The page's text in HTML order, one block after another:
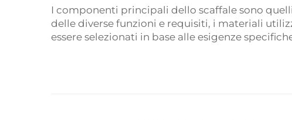
I componenti principali dello scaffale sono
delle diverse funzioni e requisiti, i materiali
essere selezionati in base alle esigenze